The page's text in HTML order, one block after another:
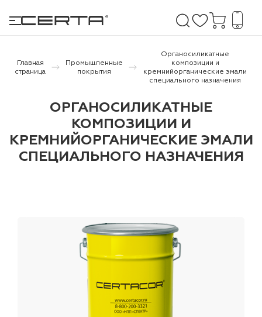
и дачи
Главная
страница
Промышленные
покрытия
Органосиликатные
композиции и
кремнийорганические эмали
специального назначения
ОРГАНОСИЛИКАТНЫЕ
КОМПОЗИЦИИ И
КРЕМНИЙОРГАНИЧЕСКИЕ ЭМАЛИ
СПЕЦИАЛЬНОГО НАЗНАЧЕНИЯ